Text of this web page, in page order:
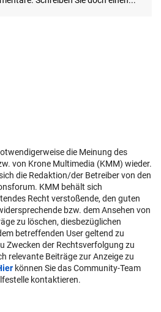
die Meinung des
von Krone Multimedia (KMM) wieder.
die Redaktion/der Betreiber von den
KMM behält sich
Recht verstoßende, den guten
bzw. dem Ansehen von
zu löschen, diesbezüglichen
betreffenden User geltend zu
Zwecken der Rechtsverfolgung zu
relevante Beiträge zur Anzeige zu
können Sie das Community-Team
kontaktieren.